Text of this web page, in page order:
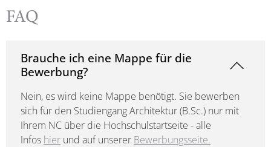
FAQ
Brauche ich eine Mappe für die
Bewerbung?
Nein, es wird keine Mappe benötigt. Sie bewerben
sich für den Studiengang Architektur (B.Sc.) nur mit
Ihrem NC über die Hochschulstartseite - alle
Infos hier und auf unserer Bewerbungsseite.